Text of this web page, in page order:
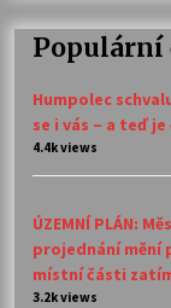
Humpolec
se i vás – a teď
4.4k views
ÚZEMNÍ PLÁN:
projednání mění
místní části
3.2k views